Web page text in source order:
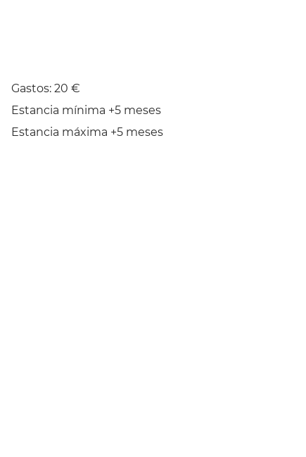
Gastos: 20 €
Estancia mínima +5 meses
Estancia máxima +5 meses